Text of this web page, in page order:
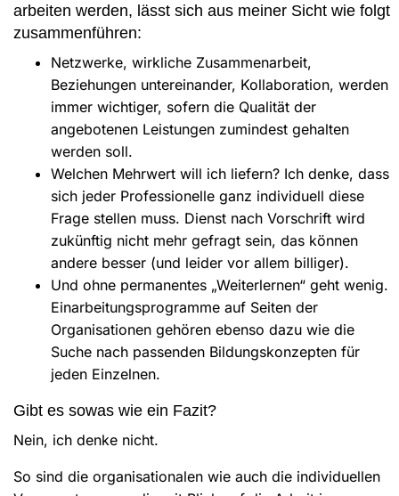
arbeiten werden, lässt sich aus meiner Sicht wie folgt
zusammenführen:
Netzwerke, wirkliche Zusammenarbeit,
Beziehungen untereinander, Kollaboration, werden
immer wichtiger, sofern die Qualität der
angebotenen Leistungen zumindest gehalten
werden soll.
Welchen Mehrwert will ich liefern? Ich denke, dass
sich jeder Professionelle ganz individuell diese
Frage stellen muss. Dienst nach Vorschrift wird
zukünftig nicht mehr gefragt sein, das können
andere besser (und leider vor allem billiger).
Und ohne permanentes „Weiterlernen“ geht wenig.
Einarbeitungsprogramme auf Seiten der
Organisationen gehören ebenso dazu wie die
Suche nach passenden Bildungskonzepten für
jeden Einzelnen.
Gibt es sowas wie ein Fazit?
Nein, ich denke nicht.
So sind die organisationalen wie auch die individuellen